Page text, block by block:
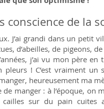
conscience de la
J’ai grandi dans un petit
d’abeilles, de pigeons,
j’ai vu mon père
pleurs ! C’est vraiment un
heureusement ma
de manger : à l’époque, on
cailles sur du pain